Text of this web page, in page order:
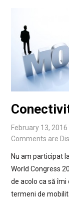
February 13, 2016
Comments are
Nu am participat
World Congress
de acolo ca să
termeni de